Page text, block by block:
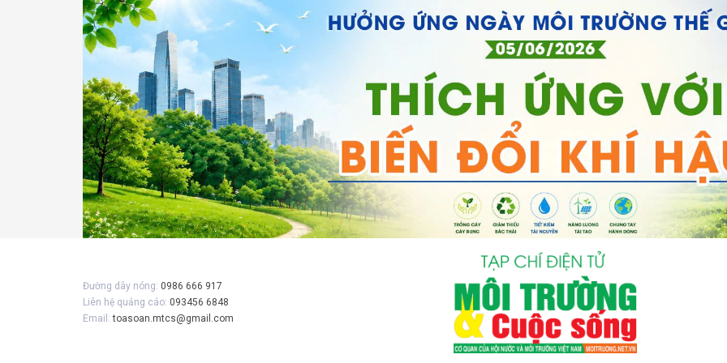
Đường dây nóng: 0986 666 917
Liên hệ quảng cáo: 093456 6848
Email:toasoan.mtcs@gmail.com
Gửi bình luận